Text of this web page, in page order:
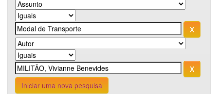
Iniciar uma nova pesquisa